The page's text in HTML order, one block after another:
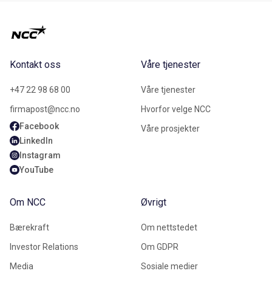
Kontakt oss
+47 22 98 68 00
firmapost@ncc.no
Facebook
LinkedIn
Instagram
YouTube
Våre tjenester
Våre tjenester
Hvorfor velge NCC
Våre prosjekter
Om NCC
Bærekraft
Investor Relations
Media
Øvrigt
Om nettstedet
Om GDPR
Sosiale medier